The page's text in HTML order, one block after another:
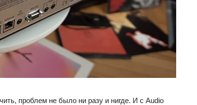
проблем не было ни разу и нигде. И с Audio